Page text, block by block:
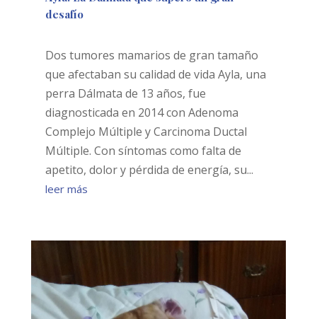
desafío
Dos tumores mamarios de gran tamaño
que afectaban su calidad de vida Ayla, una
perra Dálmata de 13 años, fue
diagnosticada en 2014 con Adenoma
Complejo Múltiple y Carcinoma Ductal
Múltiple. Con síntomas como falta de
apetito, dolor y pérdida de energía, su...
leer más